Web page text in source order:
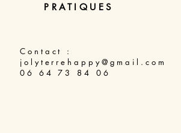
PRATIQUES
Contact :
jolyterrehappy@gmail.com
06 64 73 84 06